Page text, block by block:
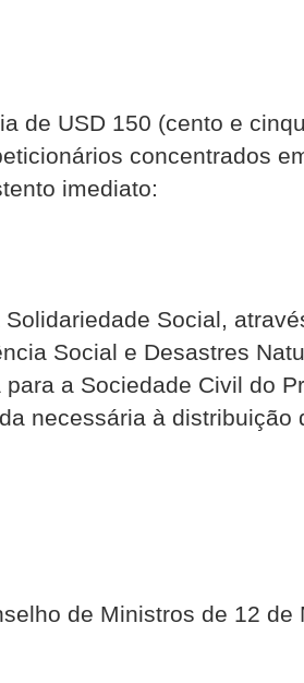
de USD 150 (cento e
concentrados
imediato:
Social,
Social e Desastres
a Sociedade Civil do
necessária à distribuição
de Ministros de 12 de